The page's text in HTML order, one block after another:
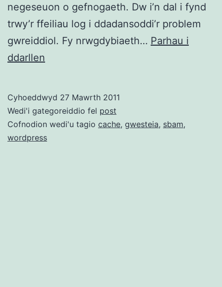
negeseuon o gefnogaeth. Dw i’n dal i fynd
trwy’r ffeiliau log i ddadansoddi’r problem
gwreiddiol. Fy nrwgdybiaeth… Parhau i
ddarllen
yn
ôl
–
Cyhoeddwyd 27 Mawrth 2011
Wedi'i gategoreiddio fel post
Cofnodion wedi'u tagio cache, gwesteia, sbam,
wordpress